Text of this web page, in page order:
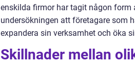
enskilda firmor har tagit någon
undersökningen att företagare som
expandera sin verksamhet och öka
Skillnader mellan